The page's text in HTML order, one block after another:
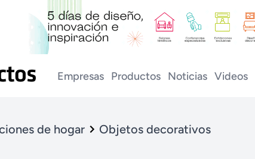
Empresas Productos Noticias Videos
de hogar Objetos decorativos